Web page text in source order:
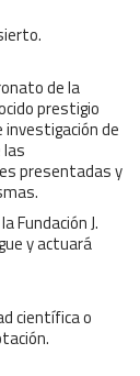
de la
prestigio
de
las
presentadas y
Fundación J.
y actuará
científica o